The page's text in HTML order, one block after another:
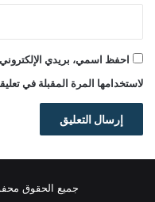
احفظ اسمي، بريدي
لاستخدامها المرة المقبلة في
جميع الحقوق